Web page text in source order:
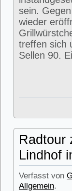
sein.
wieder
treffen sich
Sellen 90.
Radtour
Lindhof
Verfasst von
Allgemein.